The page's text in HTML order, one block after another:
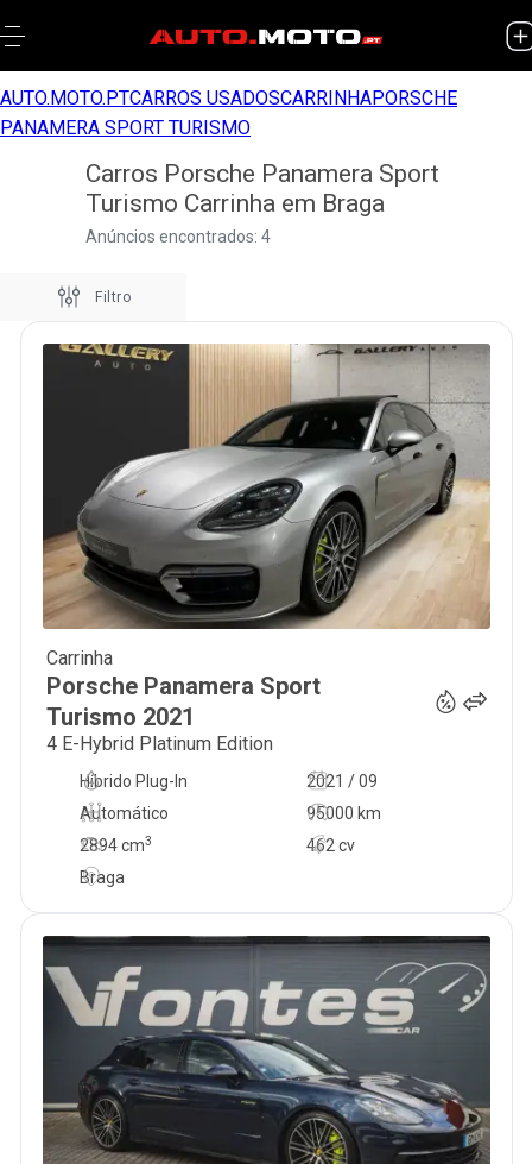
AUTO.MOTO.PTCARROS USADOSCARRINHAPORSCHE
PANAMERA SPORT TURISMO
Carros Porsche Panamera Sport
Turismo Carrinha em Braga
Anúncios encontrados: 4
Filtro
Carrinha
Porsche Panamera Sport
Turismo 2021
4 E-Hybrid Platinum Edition
2021 / 09
Automático
95000 km
462 cv
Híbrido Plug-In
2894cm3
Braga